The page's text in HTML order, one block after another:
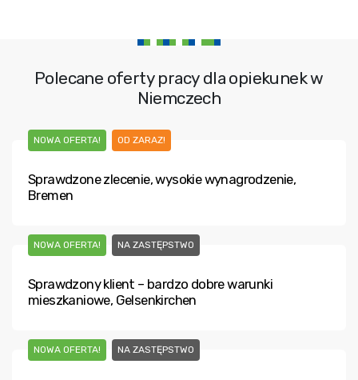
Polecane oferty pracy dla opiekunek w
Niemczech
NOWA OFERTA! OD ZARAZ!
Sprawdzone zlecenie, wysokie wynagrodzenie,
Bremen
NOWA OFERTA! NA ZASTĘPSTWO
Sprawdzony klient – bardzo dobre warunki
mieszkaniowe, Gelsenkirchen
NOWA OFERTA! NA ZASTĘPSTWO